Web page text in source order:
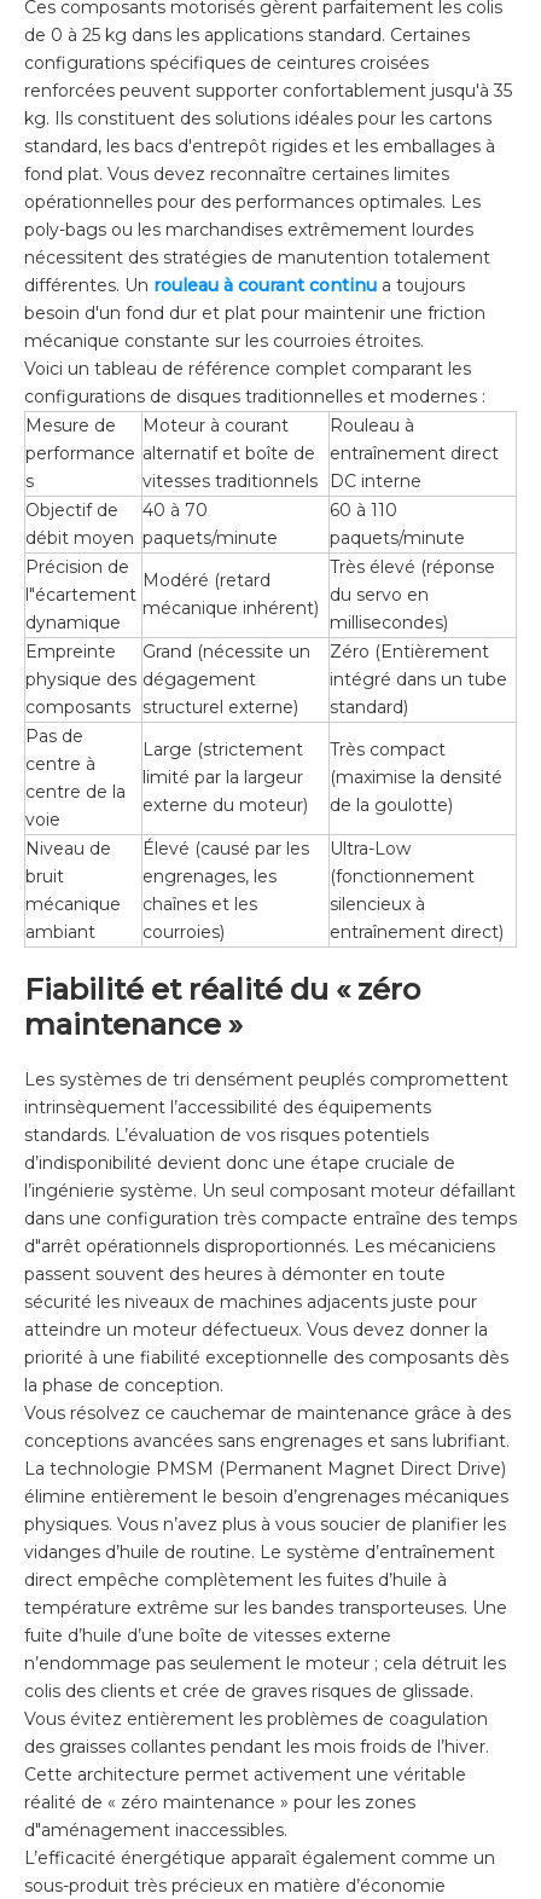
Ces composants motorisés gèrent parfaitement les colis
de 0 à 25 kg dans les applications standard. Certaines
configurations spécifiques de ceintures croisées
renforcées peuvent supporter confortablement jusqu'à 35
kg. Ils constituent des solutions idéales pour les cartons
standard, les bacs d'entrepôt rigides et les emballages à
fond plat. Vous devez reconnaître certaines limites
opérationnelles pour des performances optimales. Les
poly-bags ou les marchandises extrêmement lourdes
nécessitent des stratégies de manutention totalement
différentes. Un rouleau à courant continu a toujours
besoin d'un fond dur et plat pour maintenir une friction
mécanique constante sur les courroies étroites.
Voici un tableau de référence complet comparant les
configurations de disques traditionnelles et modernes :
Mesure de
performance
s
Moteur à courant
alternatif et boîte de
vitesses traditionnels
Rouleau à
entraînement direct
DC interne
Objectif de
débit moyen
40 à 70
paquets/minute
60 à 110
paquets/minute
Précision de
l"écartement
dynamique
Modéré (retard
mécanique inhérent)
Très élevé (réponse
du servo en
millisecondes)
Empreinte
physique des
composants
Grand (nécessite un
dégagement
structurel externe)
Zéro (Entièrement
intégré dans un tube
standard)
Pas de
centre à
centre de la
voie
Large (strictement
limité par la largeur
externe du moteur)
Très compact
(maximise la densité
de la goulotte)
Niveau de
bruit
mécanique
ambiant
Élevé (causé par les
engrenages, les
chaînes et les
courroies)
Ultra-Low
(fonctionnement
silencieux à
entraînement direct)
Fiabilité et réalité du « zéro
maintenance »
Les systèmes de tri densément peuplés compromettent
intrinsèquement l’accessibilité des équipements
standards. L’évaluation de vos risques potentiels
d’indisponibilité devient donc une étape cruciale de
l’ingénierie système. Un seul composant moteur défaillant
dans une configuration très compacte entraîne des temps
d"arrêt opérationnels disproportionnés. Les mécaniciens
passent souvent des heures à démonter en toute
sécurité les niveaux de machines adjacents juste pour
atteindre un moteur défectueux. Vous devez donner la
priorité à une fiabilité exceptionnelle des composants dès
la phase de conception.
Vous résolvez ce cauchemar de maintenance grâce à des
conceptions avancées sans engrenages et sans lubrifiant.
La technologie PMSM (Permanent Magnet Direct Drive)
élimine entièrement le besoin d’engrenages mécaniques
physiques. Vous n’avez plus à vous soucier de planifier les
vidanges d’huile de routine. Le système d’entraînement
direct empêche complètement les fuites d’huile à
température extrême sur les bandes transporteuses. Une
fuite d’huile d’une boîte de vitesses externe
n’endommage pas seulement le moteur ; cela détruit les
colis des clients et crée de graves risques de glissade.
Vous évitez entièrement les problèmes de coagulation
des graisses collantes pendant les mois froids de l’hiver.
Cette architecture permet activement une véritable
réalité de « zéro maintenance » pour les zones
d"aménagement inaccessibles.
L’efficacité énergétique apparaît également comme un
sous-produit très précieux en matière d’économie